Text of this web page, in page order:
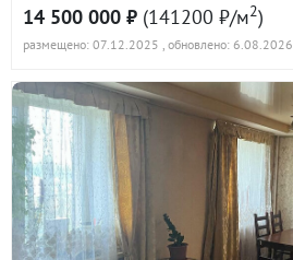
14 500 000 ₽ (141200 ₽/м2)
размещено: 07.12.2025 , обновлено: 6.08.2026